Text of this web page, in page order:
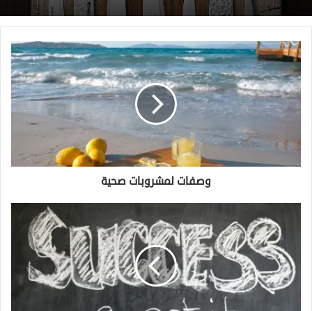
وصفات لمشروبات صحية